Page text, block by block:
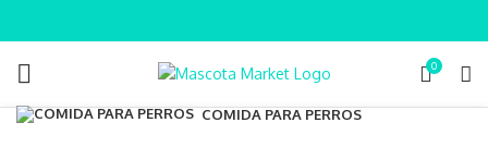
0
COMIDA PARA PERROS